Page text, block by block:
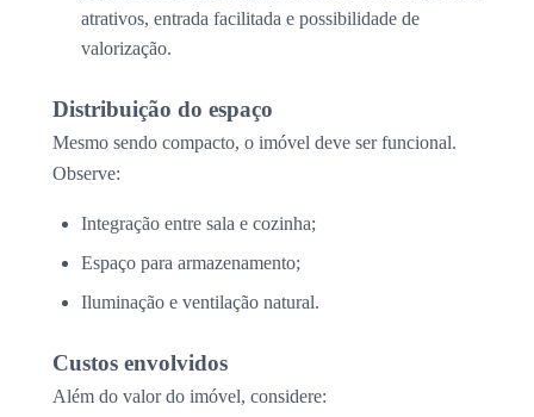
atrativos, entrada facilitada e possibilidade de
valorização.
Distribuição do espaço
Mesmo sendo compacto, o imóvel deve ser funcional.
Observe:
Integração entre sala e cozinha;
Espaço para armazenamento;
Iluminação e ventilação natural.
Custos envolvidos
Além do valor do imóvel, considere: